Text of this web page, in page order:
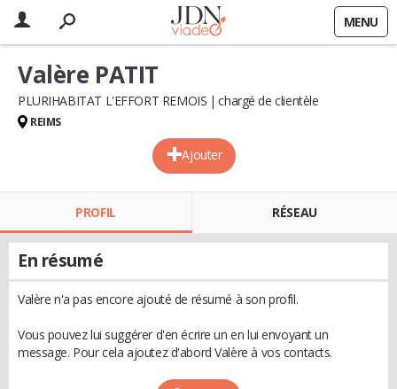
MENU
Ajouter
Valère PATIT
PLURIHABITAT L'EFFORT REMOIS chargé de clientèle
REIMS
PROFIL RÉSEAU
En résumé
Valère n'a pas encore ajouté de résumé à son profil.
Vous pouvez lui suggérer d'en écrire un en lui envoyant un
message. Pour cela ajoutez d'abord Valère à vos contacts.